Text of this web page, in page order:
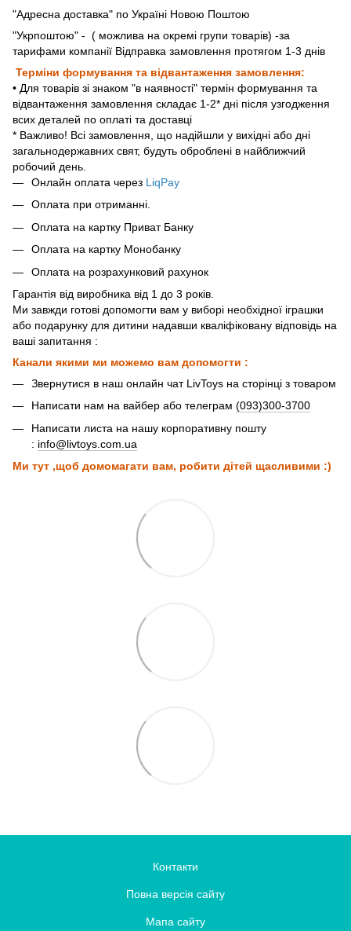
"Адресна доставка" по Україні Новою Поштою
"Укрпоштою" - ( можлива на окремі групи товарів) -за
тарифами компанії Відправка замовлення протягом 1-3 днів
Терміни формування та відвантаження замовлення:
• Для товарів зі знаком "в наявності" термін формування та
відвантаження замовлення складає 1-2* дні після узгодження
всих деталей по оплаті та доставці
* Важливо! Всі замовлення, що надійшли у вихідні або дні
загальнодержавних свят, будуть оброблені в найближчий
робочий день.
Онлайн оплата через LiqPay
Оплата при отриманні.
Оплата на картку Приват Банку
Оплата на картку Монобанку
Оплата на розрахунковий рахунок
Гарантія від виробника від 1 до 3 років.
Ми завжди готові допомогти вам у виборі необхідної іграшки
або подарунку для дитини надавши кваліфіковану відповідь на
ваші запитання :
Канали якими ми можемо вам допомогти :
Звернутися в наш онлайн чат LivToys на сторінці з товаром
Написати нам на вайбер або телеграм (093)300-3700
Написати листа на нашу корпоративну пошту
: info@livtoys.com.ua
Ми тут ,щоб домомагати вам, робити дітей щасливими :)
Контакти
Повна версія сайту
Мапа сайту